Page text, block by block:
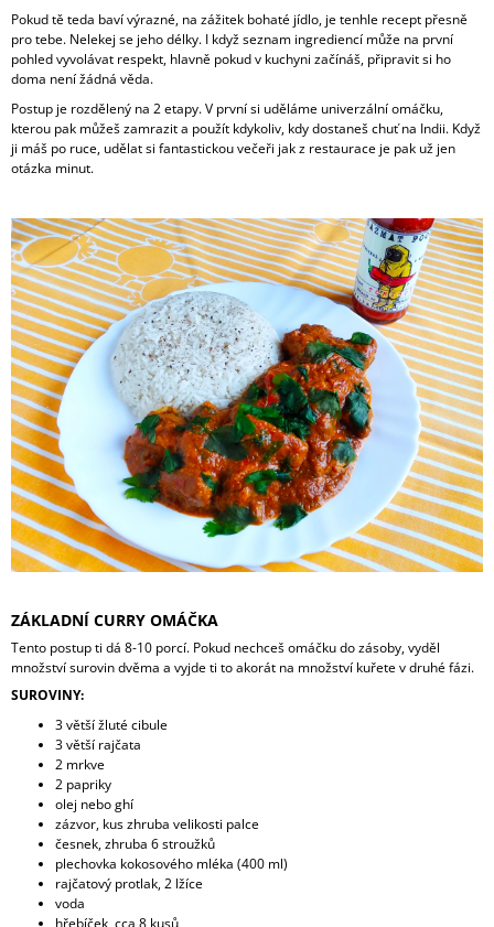
Pokud tě teda baví výrazné, na zážitek bohaté jídlo, je tenhle recept přesně
pro tebe. Nelekej se jeho délky. I když seznam ingrediencí může na první
pohled vyvolávat respekt, hlavně pokud v kuchyni začínáš, připravit si ho
doma není žádná věda.
Postup je rozdělený na 2 etapy. V první si uděláme univerzální omáčku,
kterou pak můžeš zamrazit a použít kdykoliv, kdy dostaneš chuť na Indii. Když
ji máš po ruce, udělat si fantastickou večeři jak z restaurace je pak už jen
otázka minut.
ZÁKLADNÍ CURRY OMÁČKA
Tento postup ti dá 8-10 porcí. Pokud nechceš omáčku do zásoby, vyděl
množství surovin dvěma a vyjde ti to akorát na množství kuřete v druhé fázi.
SUROVINY:
3 větší žluté cibule
3 větší rajčata
2 mrkve
2 papriky
olej nebo ghí
zázvor, kus zhruba velikosti palce
česnek,zhruba 6 stroužků
plechovka kokosového mléka (400 ml)
rajčatový protlak, 2 lžíce
voda
A
J
Í
T
?
HLEDAT